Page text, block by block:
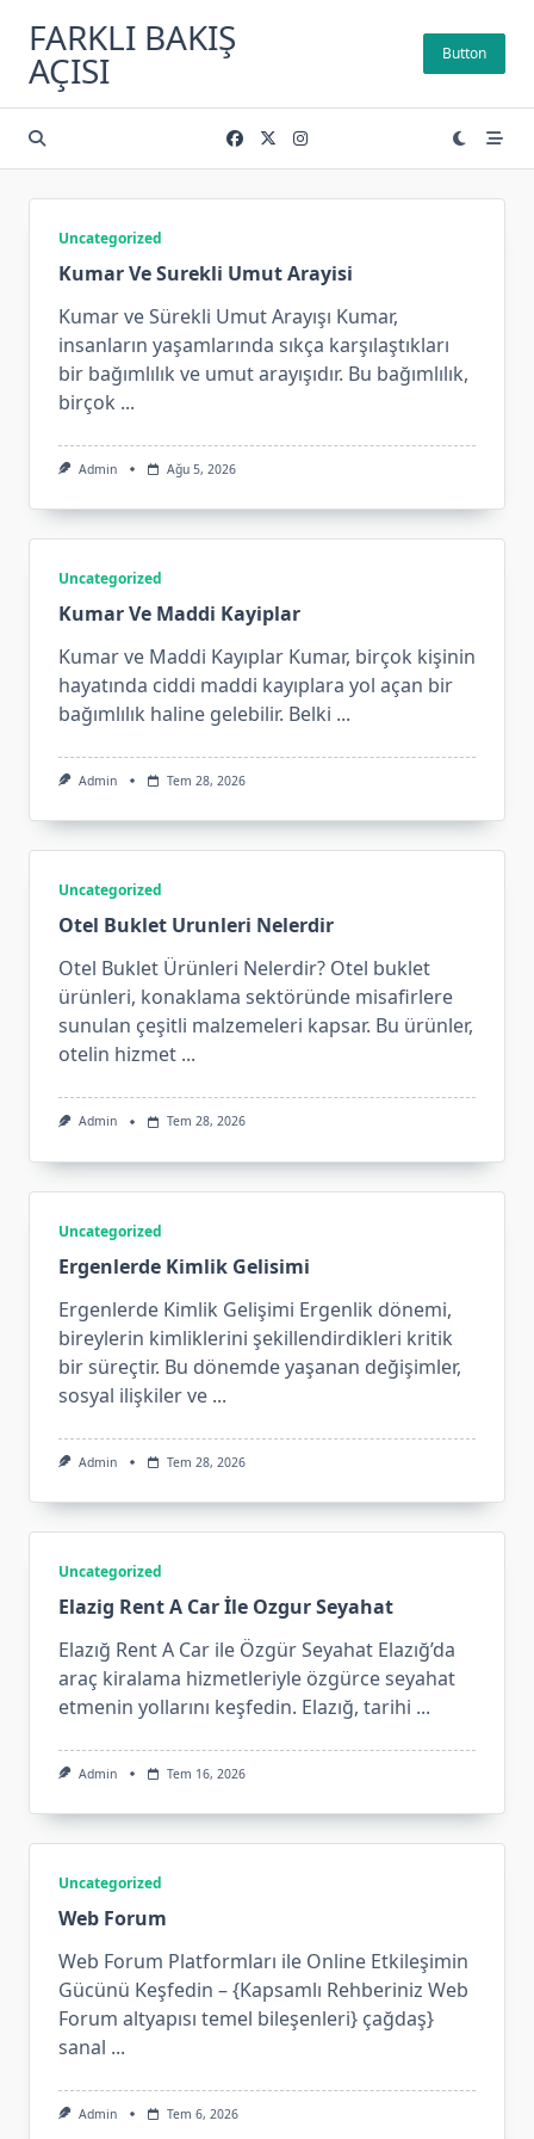
content
FARKLI BAKIŞ
AÇISI Button
Uncategorized
Kumar Ve Surekli Umut Arayisi
Kumar ve Sürekli Umut Arayışı Kumar,
insanların yaşamlarında sıkça karşılaştıkları
bir bağımlılık ve umut arayışıdır. Bu bağımlılık,
birçok ...
Admin Ağu 5, 2026
Uncategorized
Kumar Ve Maddi Kayiplar
Kumar ve Maddi Kayıplar Kumar, birçok kişinin
hayatında ciddi maddi kayıplara yol açan bir
bağımlılık haline gelebilir. Belki ...
Admin Tem 28, 2026
Uncategorized
Otel Buklet Urunleri Nelerdir
Otel Buklet Ürünleri Nelerdir? Otel buklet
ürünleri, konaklama sektöründe misafirlere
sunulan çeşitli malzemeleri kapsar. Bu ürünler,
otelin hizmet ...
Admin Tem 28, 2026
Uncategorized
Ergenlerde Kimlik Gelisimi
Ergenlerde Kimlik Gelişimi Ergenlik dönemi,
bireylerin kimliklerini şekillendirdikleri kritik
bir süreçtir. Bu dönemde yaşanan değişimler,
sosyal ilişkiler ve ...
Admin Tem 28, 2026
Uncategorized
Elazig Rent A Car İle Ozgur Seyahat
Elazığ Rent A Car ile Özgür Seyahat Elazığ’da
araç kiralama hizmetleriyle özgürce seyahat
etmenin yollarını keşfedin. Elazığ, tarihi ...
Admin Tem 16, 2026
Uncategorized
Web Forum
Web Forum Platformları ile Online Etkileşimin
Gücünü Keşfedin – {Kapsamlı Rehberiniz Web
Forum altyapısı temel bileşenleri} çağdaş}
sanal ...
Admin Tem 6, 2026